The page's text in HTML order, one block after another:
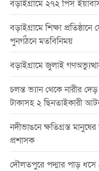
বড়াইগ্রামে ২৭২ পিস
বড়াইগ্রামে শিক্ষা
পুনর্গঠনে মতবিনিময়
বড়াইগ্রামে জুলাই
চলন্ত ভ্যান থেকে নারীর
টাকাসহ ২ ছিনতাইকারী
নদীভাঙনে ক্ষতিগ্রস্ত
প্রশাসক
দৌলতপুরে পদ্মার পাড়